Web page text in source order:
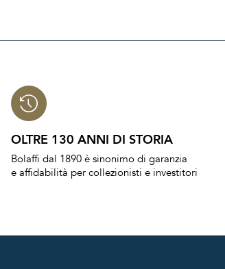
OLTRE 130 ANNI DI STORIA
Bolaffi dal 1890 è sinonimo di garanzia
e affidabilità per collezionisti e investitori